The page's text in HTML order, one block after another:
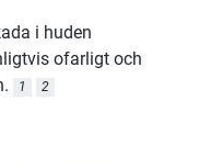
i huden
ofarligt och
1 2